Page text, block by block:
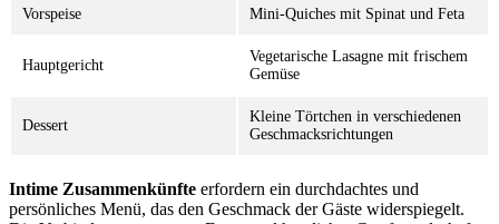
Vorspeise Mini-Quiches mit Spinat und Feta
Hauptgericht
Vegetarische Lasagne mit frischem
Gemüse
Dessert
Kleine Törtchen in verschiedenen
Geschmacksrichtungen
Intime Zusammenkünfte erfordern ein durchdachtes und
persönliches Menü, das den Geschmack der Gäste widerspiegelt.